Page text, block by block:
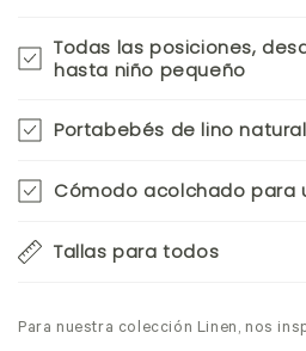
Todas las posiciones,
hasta niño pequeño
Portabebés de lino natural
Cómodo acolchado para
Tallas para todos
Para nuestra colección Linen, nos